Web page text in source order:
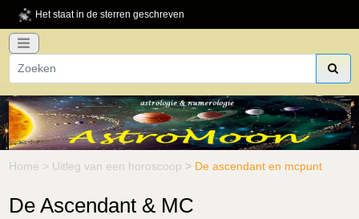
Het staat in de sterren geschreven
Home > Uitleg van een horoscoop > De ascendant en mcpunt
De Ascendant & MC